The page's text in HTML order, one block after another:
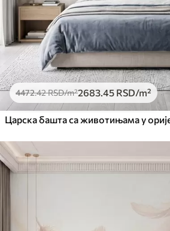
4472.42RSD/m²2683.45 RSD/m²